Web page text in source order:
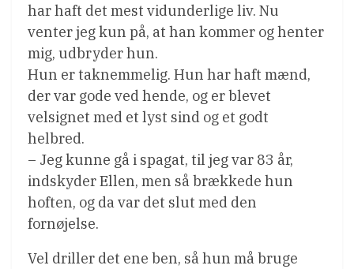
har haft det mest vidunderlige liv. Nu
venter jeg kun på, at han kommer og henter
mig, udbryder hun.
Hun er taknemmelig. Hun har haft mænd,
der var gode ved hende, og er blevet
velsignet med et lyst sind og et godt
helbred.
– Jeg kunne gå i spagat, til jeg var 83 år,
indskyder Ellen, men så brækkede hun
hoften, og da var det slut med den
fornøjelse.
Vel driller det ene ben, så hun må bruge